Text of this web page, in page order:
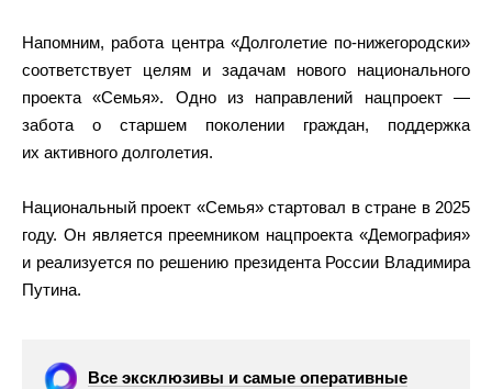
Напомним, работа центра «Долголетие по-нижегородски»
соответствует целям и задачам нового национального
проекта «Семья». Одно из направлений нацпроект —
забота о старшем поколении граждан, поддержка
их активного долголетия.
Национальный проект «Семья» стартовал в стране в 2025
году. Он является преемником нацпроекта «Демография»
и реализуется по решению президента России Владимира
Путина.
Все эксклюзивы и самые оперативные